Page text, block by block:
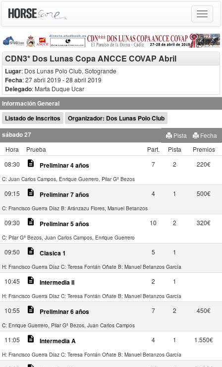
Toggle
CDN3* Dos Lunas Copa ANCCE COVAP Abril
Lugar: Dos Lunas Polo Club, Sotogrande
Fecha: 27 abril 2019 - 28 abril 2019
Delegado: Marta Duque Ucar
Información General
Listado de Inscritos
Organizador: Dos Lunas Polo Club
sábado 27
Fecha
Pista
Hora
Prueba Part. Pista
Premios
08:30
description Preliminar 4 años 7 2 220€
C: Juan Carlos Campos, Enrique Guerrero, Pilar Gª Bezos
09:15 description Preliminar 7 años 4 1 500€
C: Francisco Guerra Díaz B: Aránzazu Flores, Manuel Betanzos
09:30 description Preliminar 5 años 10 2 320€
C: Pilar Gª Bezos, Juan Carlos Campos, Enrique Guerrero
09:50 description Clasica 1 5 1
H: Francisco Guerra Díaz C: Teresa Fontán Oñate B: Manuel Betanzos García
10:45 description Intermedia II 2 1
H: Francisco Guerra Díaz C: Teresa Fontán Oñate B: Manuel Betanzos García
10:55 description Preliminar 6 años 7 2 450€
C: Enrique Guerrero, Pilar Gª Bezos, Juan Carlos Campos
11:05 description Intermedia A 4 1 1.550€
H: Francisco Guerra Díaz C: Teresa Fontán Oñate B: Manuel Betanzos García